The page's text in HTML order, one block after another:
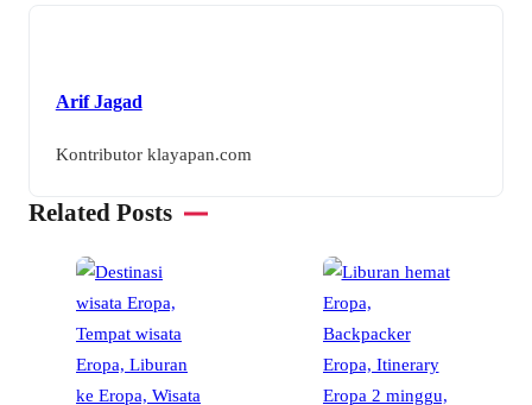
Arif Jagad
Kontributor klayapan.com
Related Posts